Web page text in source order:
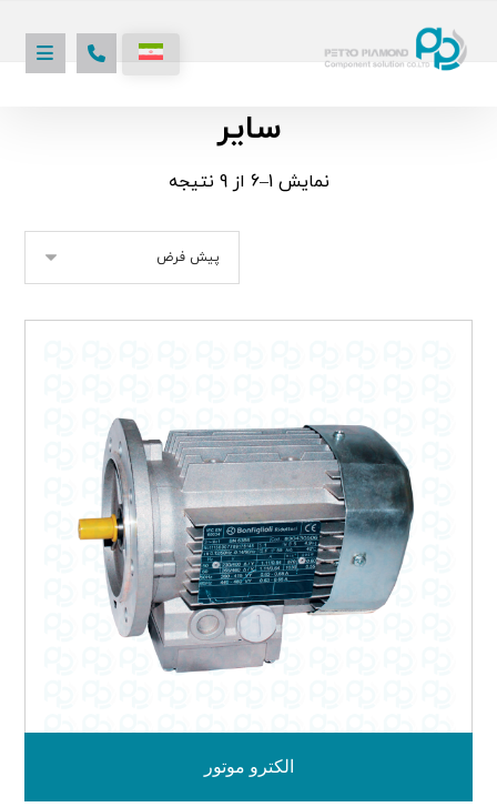
سایر
نمایش 1–6 از 9 نتیجه
الکترو موتور